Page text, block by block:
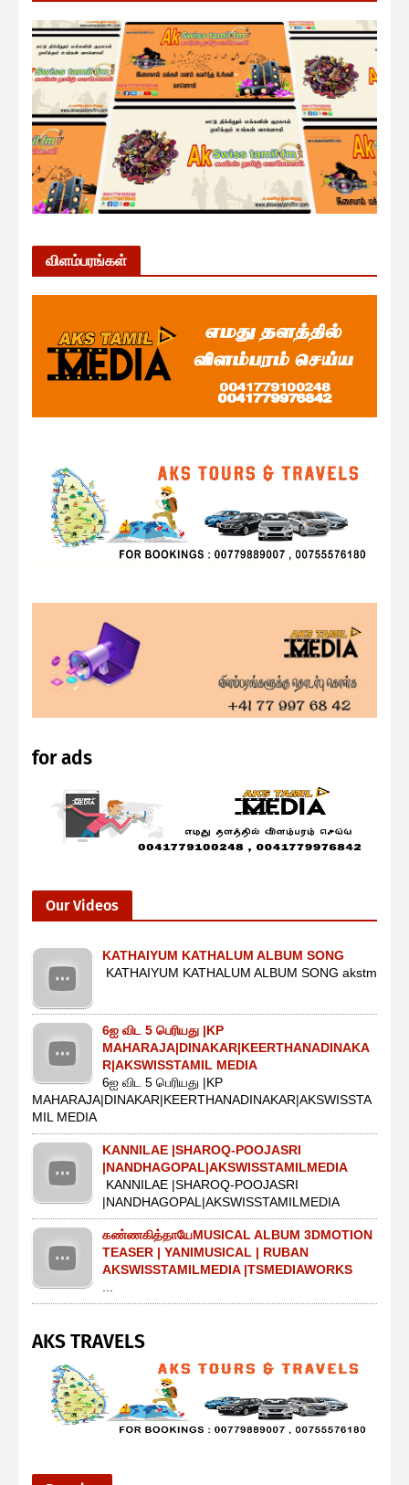
விளம்பரங்கள்
for ads
Our Videos
KATHAIYUM KATHALUM ALBUM SONG
KATHAIYUM KATHALUM ALBUM SONG akstm
6ஐ விட 5 பெரியது |KP
MAHARAJA|DINAKAR|KEERTHANADINAKA
R|AKSWISSTAMIL MEDIA
6ஐ விட 5 பெரியது |KP
MAHARAJA|DINAKAR|KEERTHANADINAKAR|AKSWISSTA
MIL MEDIA
KANNILAE |SHAROQ-POOJASRI
|NANDHAGOPAL|AKSWISSTAMILMEDIA
KANNILAE |SHAROQ-POOJASRI
|NANDHAGOPAL|AKSWISSTAMILMEDIA
கண்ணகித்தாயேMUSICAL ALBUM 3DMOTION
TEASER | YANIMUSICAL | RUBAN
AKSWISSTAMILMEDIA |TSMEDIAWORKS
AKS TRAVELS